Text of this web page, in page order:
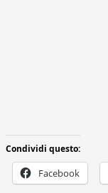
Condividi questo:
Facebook